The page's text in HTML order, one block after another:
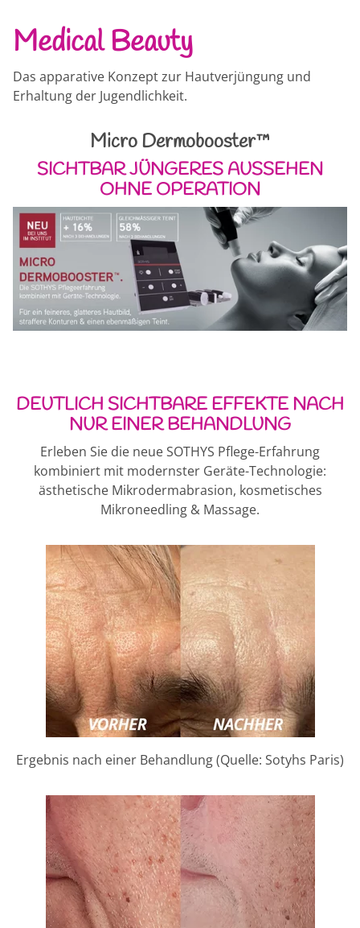
Medical Beauty
Das apparative Konzept zur Hautverjüngung und
Erhaltung der Jugendlichkeit.
Micro Dermobooster™
SICHTBAR JÜNGERES AUSSEHEN
OHNE OPERATION
DEUTLICH SICHTBARE EFFEKTE NACH
NUR EINER BEHANDLUNG
Erleben Sie die neue SOTHYS Pflege-Erfahrung
kombiniert mit modernster Geräte-Technologie:
ästhetische Mikrodermabrasion, kosmetisches
Mikroneedling & Massage.
Ergebnis nach einer Behandlung (Quelle: Sotyhs Paris)